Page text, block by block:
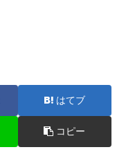
はてブ
コピー